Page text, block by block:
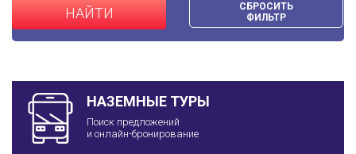
НАЙТИ
СБРОСИТЬ
ФИЛЬТР
НАЗЕМНЫЕ ТУРЫ
Поиск предложений
и онлайн-бронирование